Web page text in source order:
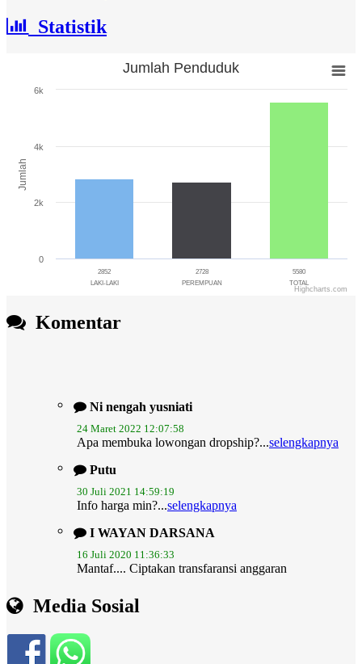
Statistik
Jumlah
Jumlah Penduduk
2852
LAKI-LAKI
2728
PEREMPUAN
5580
TOTAL
0
2k
4k
6k
Highcharts.com
Komentar
24 Maret 2022 12:07:58
Putu
30 Juli 2021 14:59:19
I WAYAN DARSANA
16 Juli 2020 11:36:33
melalui...selengkapnya
14 November 2019 07:56:44
juga...
Media Sosial